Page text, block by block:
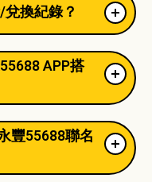
換紀錄？
APP搭
豐55688聯名